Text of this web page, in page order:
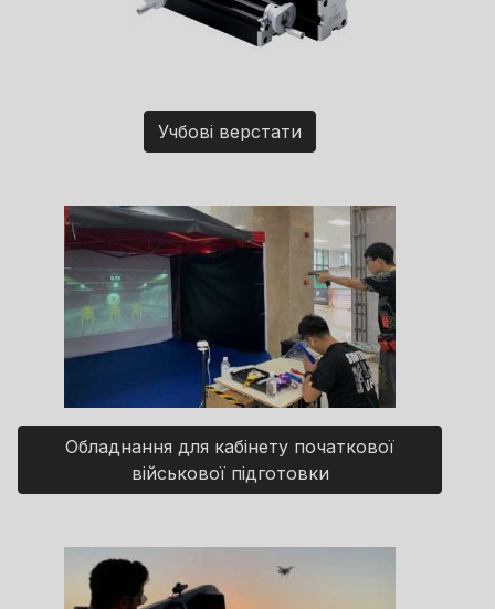
Учбові верстати
Обладнання для кабінету початкової
військової підготовки